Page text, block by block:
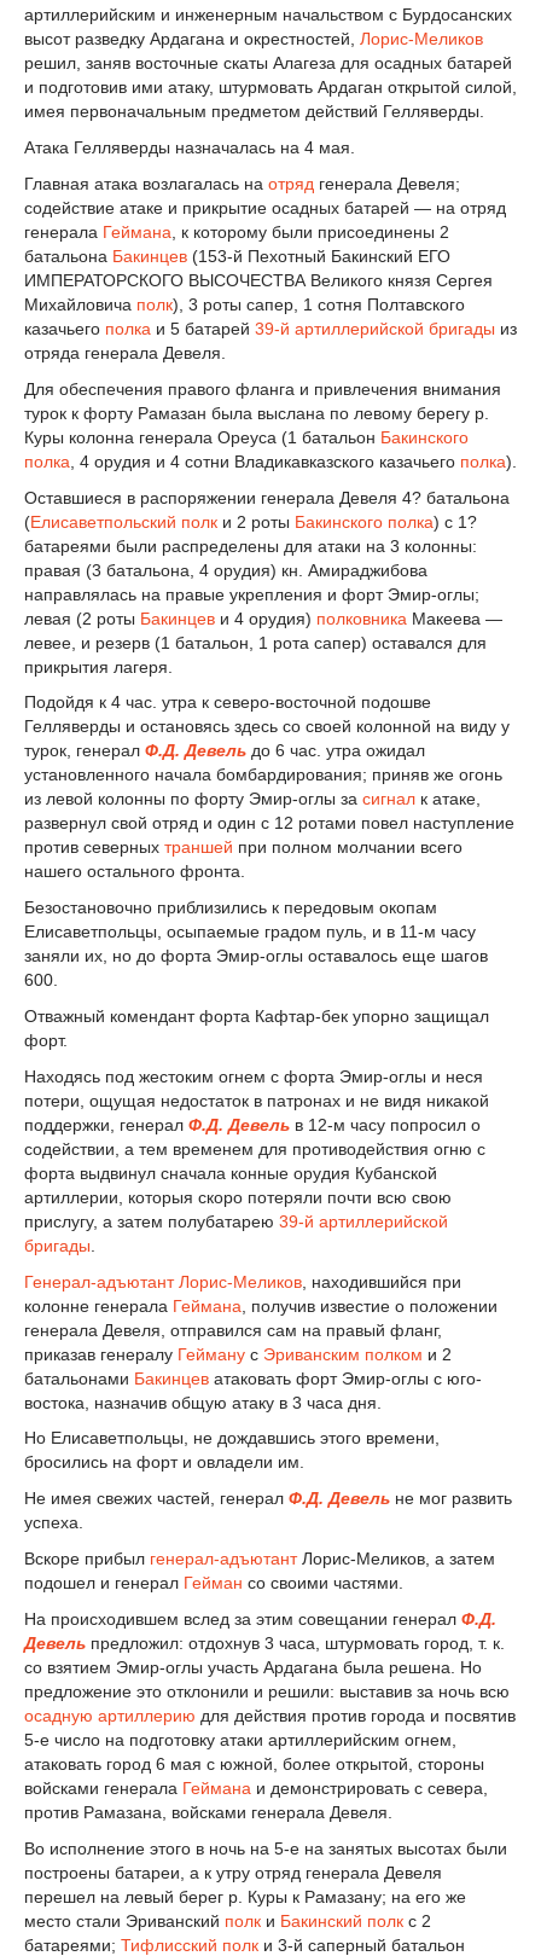
артиллерийским и инженерным начальством с Бурдосанских
высот разведку Ардагана и окрестностей, Лорис-Меликов
решил, заняв восточные скаты Алагеза для осадных батарей
и подготовив ими атаку, штурмовать Ардаган открытой силой,
имея первоначальным предметом действий Гелляверды.
Атака Гелляверды назначалась на 4 мая.
Главная атака возлагалась на отряд генерала Девеля;
содействие атаке и прикрытие осадных батарей — на отряд
генерала Геймана , к которому были присоединены 2
батальона Бакинцев (153-й Пехотный Бакинский ЕГО
ИМПЕРАТОРСКОГО ВЫСОЧЕСТВА Великого князя Сергея
Михайловича полк), 3 роты сапер, 1 сотня Полтавского
казачьего полка и 5 батарей 39-й артиллерийской бригады из
отряда генерала Девеля.
Для обеспечения правого фланга и привлечения внимания
турок к форту Рамазан была выслана по левому берегу р.
Куры колонна генерала Ореуса (1 батальон Бакинского
полка , 4 орудия и 4 сотни Владикавказского казачьего полка).
Оставшиеся в распоряжении генерала Девеля 4? батальона
(Елисаветпольский полк и 2 роты Бакинского полка) с 1?
батареями были распределены для атаки на 3 колонны:
правая (3 батальона, 4 орудия) кн. Амираджибова
направлялась на правые укрепления и форт Эмир-оглы;
левая (2 роты Бакинцев и 4 орудия) полковника Макеева —
левее, и резерв (1 батальон, 1 рота сапер) оставался для
прикрытия лагеря.
Подойдя к 4 час. утра к северо-восточной подошве
Гелляверды и остановясь здесь со своей колонной на виду у
турок, генерал Ф.Д. Девель до 6 час. утра ожидал
установленного начала бомбардирования; приняв же огонь
из левой колонны по форту Эмир-оглы за сигнал к атаке,
развернул свой отряд и один с 12 ротами повел наступление
против северных траншей при полном молчании всего
нашего остального фронта.
Безостановочно приблизились к передовым окопам
Елисаветпольцы, осыпаемые градом пуль, и в 11-м часу
заняли их, но до форта Эмир-оглы оставалось еще шагов
600.
Отважный комендант форта Кафтар-бек упорно защищал
форт.
Находясь под жестоким огнем с форта Эмир-оглы и неся
потери, ощущая недостаток в патронах и не видя никакой
поддержки, генерал Ф.Д. Девель в 12-м часу попросил о
содействии, а тем временем для противодействия огню с
форта выдвинул сначала конные орудия Кубанской
артиллерии, которыя скоро потеряли почти всю свою
прислугу, а затем полубатарею 39-й артиллерийской
бригады
Генерал-адъютант Лорис-Меликов , находившийся при
колонне генерала Геймана , получив известие о положении
генерала Девеля, отправился сам на правый фланг,
приказав генералу Гейману с Эриванским полком и 2
батальонами Бакинцев атаковать форт Эмир-оглы с юго-
востока, назначив общую атаку в 3 часа дня.
Но Елисаветпольцы, не дождавшись этого времени,
бросились на форт и овладели им.
Не имея свежих частей, генерал Ф.Д. Девель не мог развить
успеха.
Вскоре прибыл генерал-адъютантЛорис-Меликов, а затем
подошел и генерал Гейман со своими частями.
На происходившем вслед за этим совещании генерал Ф.Д.
Девель предложил: отдохнув 3 часа, штурмовать город, т. к.
со взятием Эмир-оглы участь Ардагана была решена. Но
предложение это отклонили и решили: выставив за ночь всю
осадную артиллерию для действия против города и посвятив
5-е число на подготовку атаки артиллерийским огнем,
атаковать город 6 мая с южной, более открытой, стороны
войсками генерала Геймана и демонстрировать с севера,
против Рамазана, войсками генерала Девеля.
Во исполнение этого в ночь на 5-е на занятых высотах были
построены батареи, а к утру отряд генерала Девеля
перешел на левый берег р. Куры к Рамазану; на его же
место стали Эриванский полк и Бакинский полк с 2
батареями; Тифлисский полк и 3-й саперный батальон